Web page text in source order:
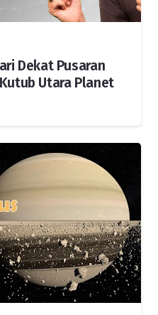
Dekat Pusaran
Utara Planet